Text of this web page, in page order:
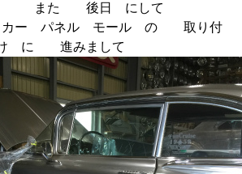
また 後日 にして
ー パネル モール の 取り付
に 進みまして